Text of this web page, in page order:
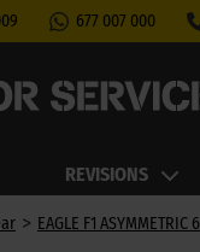
677 007 000
REVISIONS
> EAGLE F1 ASYMMETRIC 6